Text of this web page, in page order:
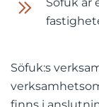
Söfuk:s